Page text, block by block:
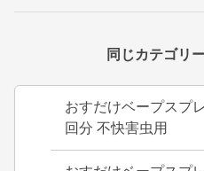
同じカテゴリ
おすだけベープスプ
回分 不快害虫用